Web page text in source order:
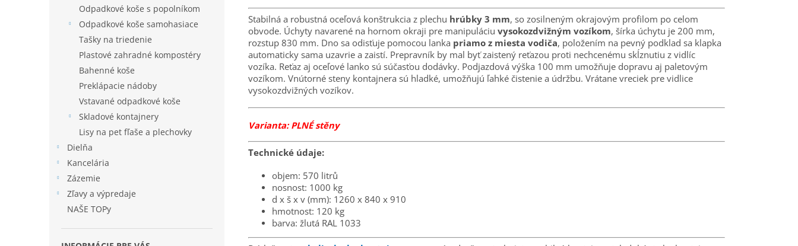
Odpadkové koše s popolníkom
Odpadkové koše samohasiace
Tašky na triedenie
Plastové zahradné kompostéry
Bahenné koše
Preklápacie nádoby
Vstavané odpadkové koše
Skladové kontajnery
Lisy na pet fľaše a plechovky
Dielňa
Kancelária
Zázemie
Zľavy a výpredaje
NAŠE TOPy
Stabilná a robustná oceľová konštrukcia z plechu hrúbky 3 mm, so zosilneným okrajovým profilom po celom
obvode. Úchyty navarené na hornom okraji pre manipuláciu vysokozdvižným vozíkom, šírka úchytu je 200 mm,
rozstup 830 mm. Dno sa odisťuje pomocou lanka priamo z miesta vodiča, položením na pevný podklad sa klapka
automaticky sama uzavrie a zaistí. Prepravník by mal byť zaistený reťazou proti nechcenému skĺznutiu z vidlíc
vozíka. Reťaz aj oceľové lanko sú súčasťou dodávky. Podjazdová výška 100 mm umožňuje dopravu aj paletovým
vozíkom. Vnútorné steny kontajnera sú hladké, umožňujú ľahké čistenie a údržbu. Vrátane vreciek pre vidlice
vysokozdvižných vozíkov.
Varianta: PLNÉ stěny
Technické údaje:
objem: 570 litrů
nosnost: 1000 kg
d x š x v (mm): 1260 x 840 x 910
hmotnost: 120 kg
barva: žlutá RAL 1033